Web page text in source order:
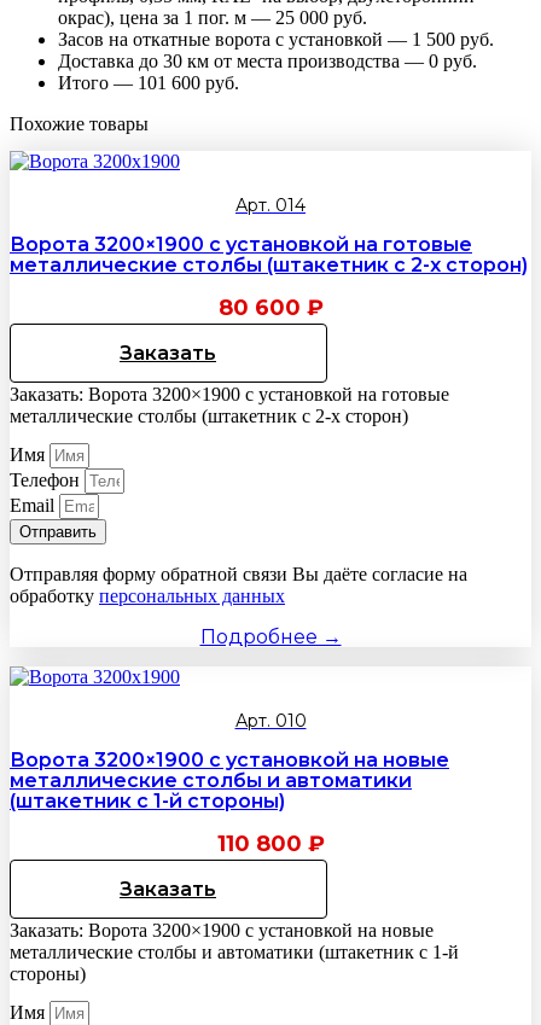
окрас), цена за 1 пог. м — 25 000 руб.
Засов на откатные ворота с установкой — 1 500 руб.
Доставка до 30 км от места производства — 0 руб.
Итого — 101 600 руб.
Похожие товары
Арт. 014
Ворота 3200×1900 с установкой на готовые
металлические столбы (штакетник с 2-х сторон)
80 600 ₽
Заказать
Заказать: Ворота 3200×1900 с установкой на готовые
металлические столбы (штакетник с 2-х сторон)
Имя
Телефон
Email
Отправить
Отправляя форму обратной связи Вы даёте согласие на
обработку персональных данных
Подробнее →
Арт. 010
Ворота 3200×1900 с установкой на новые
металлические столбы и автоматики
(штакетник с 1-й стороны)
110 800 ₽
Заказать
Заказать: Ворота 3200×1900 с установкой на новые
металлические столбы и автоматики (штакетник с 1-й
стороны)
Имя